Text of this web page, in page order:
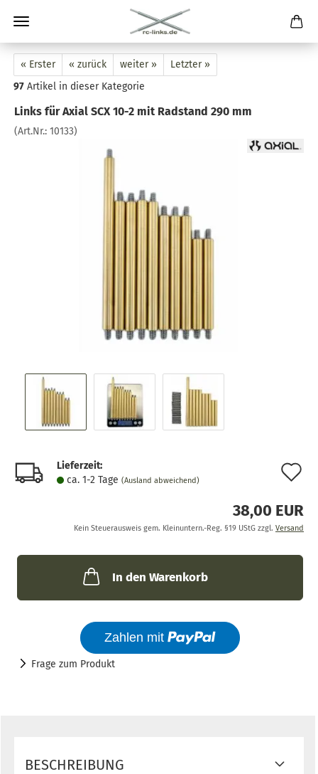
« Erster « zurück weiter »
Letzter »
97 Artikel in dieser Kategorie
Links für Axial SCX 10-2 mit Radstand 290 mm
(Art.Nr.: 10133)
Lieferzeit:
ca. 1-2 Tage (Ausland abweichend)
38,00 EUR
Kein Steuerausweis gem. Kleinuntern.-Reg. §19 UStG zzgl. Versand
In den Warenkorb
Frage zum Produkt
BESCHREIBUNG